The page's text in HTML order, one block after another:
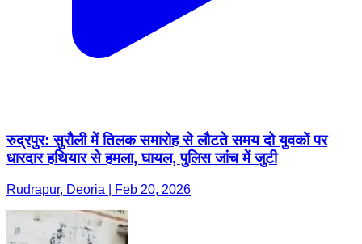
रुद्रपुर: सुरौली में तिलक समारोह से लौटते समय दो युवकों पर
धारदार हथियार से हमला, घायल, पुलिस जांच में जुटी
Rudrapur, Deoria | Feb 20, 2026